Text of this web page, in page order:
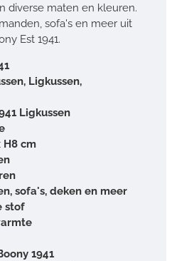
diverse maten en kleuren.
sofa's en meer uit
Est 1941.
Ligkussen,
Ligkussen
H8 cm
sofa's, deken en meer
stof
1941